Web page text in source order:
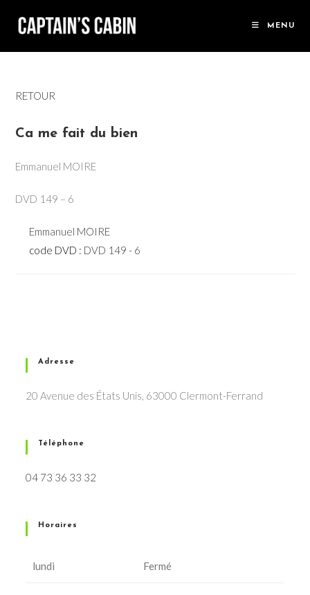
MENU
RETOUR
Ca me fait du bien
Emmanuel MOIRE
DVD 149 – 6
Emmanuel MOIRE
code DVD : DVD 149 - 6
Adresse
20 Avenue des États Unis, 63000 Clermont-Ferrand
Téléphone
04 73 36 33 32
Horaires
lundi Fermé